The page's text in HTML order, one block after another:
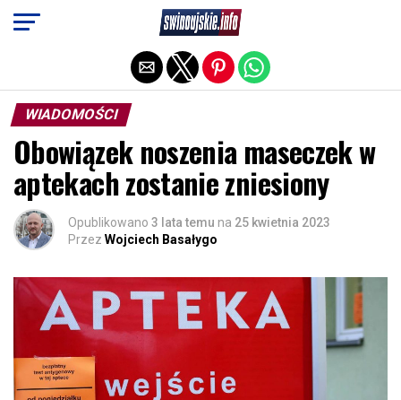
WIADOMOŚCI
Obowiązek noszenia maseczek w
aptekach zostanie zniesiony
Opublikowano 3 lata temu na 25 kwietnia 2023
Przez Wojciech Basałygo
Exit mobile version